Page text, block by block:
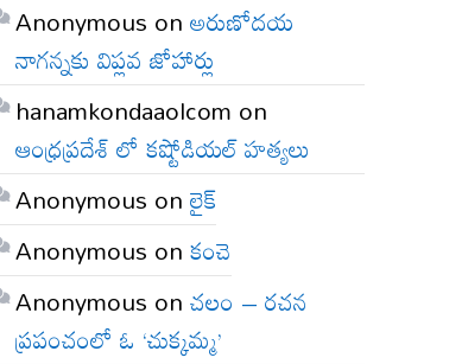
Anonymous onఅరుణోదయ
నాగన్నకు విప్లవ జోహార్లు
hanamkondaaolcom on
ఆంధ్రప్రదేశ్ లో కష్టోడియల్ హత్యలు
Anonymous onలైక్
Anonymous onకంచె
Anonymous onచలం – రచన
ప్రపంచంలో ఓ ‘చుక్కమ్మ’